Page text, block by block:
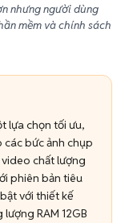
nhưng người dùng
mềm và chính sách
lựa chọn tối ưu,
bức ảnh chụp
chất lượng
phiên bản tiêu
với thiết kế
RAM 12GB